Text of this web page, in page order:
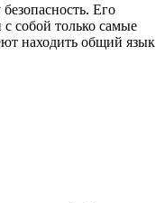
Его
собой только самые
находить общий язык